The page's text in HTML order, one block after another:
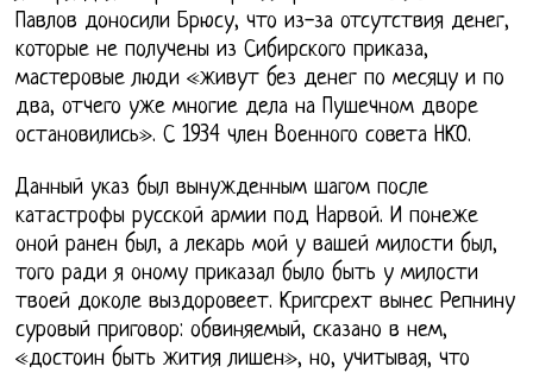
Павлов доносили Брюсу, что из-за отсутствия денег,
которые не получены из Сибирского приказа,
мастеровые люди «живут без денег по месяцу и по
два, отчего уже многие дела на Пушечном дворе
остановились». С 1934 член Военного совета НКО.
Данный указ был вынужденным шагом после
катастрофы русской армии под Нарвой. И понеже
оной ранен был, а лекарь мой у вашей милости был,
того ради я оному приказал было быть у милости
твоей доколе выздоровеет. Кригсрехт вынес Репнину
суровый приговор: обвиняемый, сказано в нем,
«достоин быть жития лишен», но, учитывая, что